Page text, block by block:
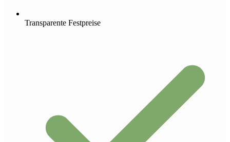
Transparente Festpreise